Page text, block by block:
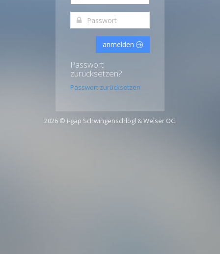
anmelden
Passwort
zurücksetzen?
Passwort zurücksetzen
2026 © i-gap Schwingenschlögl & Welser OG